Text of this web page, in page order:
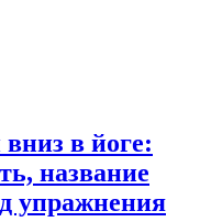
в йоге:
название
упражнения